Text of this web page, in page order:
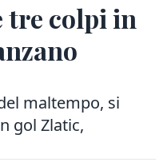
tre colpi in
maltempo, si
gol Zlatic,